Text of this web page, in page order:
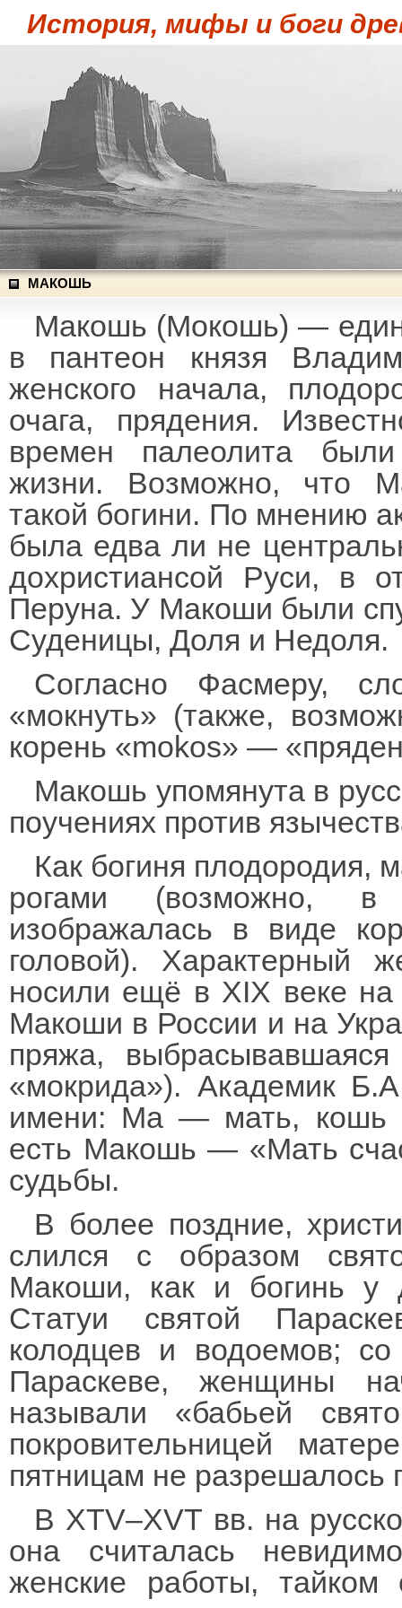
История, мифы и боги
МАКОШЬ
Макошь (Мокошь) —
в пантеон князя
женского начала,
очага, прядения.
времен палеолита были
жизни. Возможно, что
такой богини. По мнению
была едва ли не
дохристиансой Руси, в
Перуна. У Макоши были
Суденицы, Доля и Недоля.
Согласно Фасмеру,
«мокнуть» (также,
корень «mokos» —
Макошь упомянута в
поучениях против
Как богиня плодородия,
рогами (возможно,
изображалась в виде
головой). Характерный
носили ещё в XIX веке
Макоши в России и на
пряжа,
«мокрида»). Академик
имени: Ма — мать, кошь
есть Макошь — «Мать
судьбы.
В более поздние,
слился с образом
Макоши, как и богинь у
Статуи святой
колодцев и водоемов;
Параскеве, женщины
называли «бабьей
покровительницей
пятницам не разрешалось
В XTV–XVT вв. на
она считалась
женские работы,